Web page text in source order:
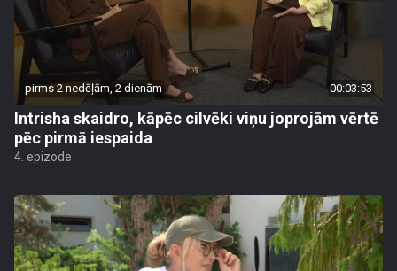
pirms 2 nedēļām, 2 dienām 00:03:53
Intrisha skaidro, kāpēc cilvēki viņu joprojām vērtē
pēc pirmā iespaida
4. epizode